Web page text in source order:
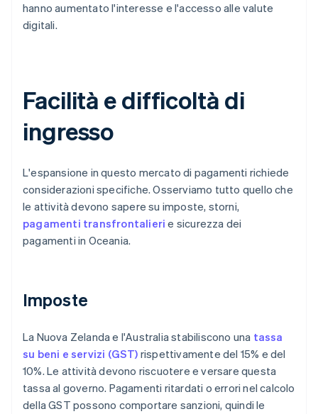
hanno aumentato l'interesse e l'accesso alle valute
digitali.
Facilità e difficoltà di
ingresso
L'espansione in questo mercato di pagamenti richiede
considerazioni specifiche. Osserviamo tutto quello che
le attività devono sapere su imposte, storni,
pagamenti transfrontalieri e sicurezza dei
pagamenti in Oceania.
Imposte
La Nuova Zelanda e l'Australia stabiliscono una tassa
su beni e servizi (GST) rispettivamente del 15% e del
10%. Le attività devono riscuotere e versare questa
tassa al governo. Pagamenti ritardati o errori nel calcolo
della GST possono comportare sanzioni, quindi le